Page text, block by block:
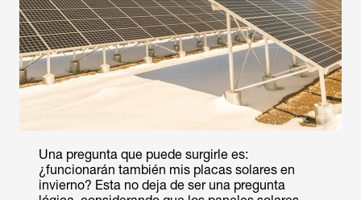
Una pregunta que puede surgirle es:
¿funcionarán también mis placas solares en
invierno? Esta no deja de ser una pregunta